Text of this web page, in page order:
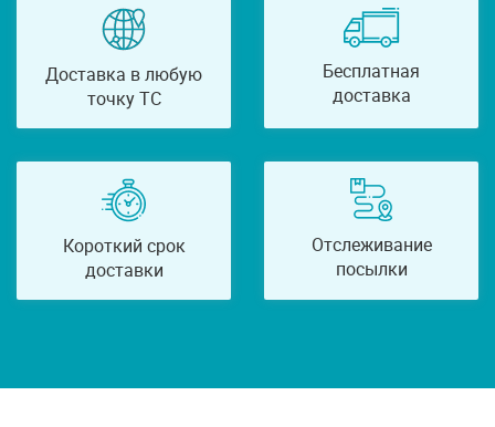
Доставка в любую
точку ТС
Бесплатная
доставка
Короткий срок
доставки
Отслеживание
посылки